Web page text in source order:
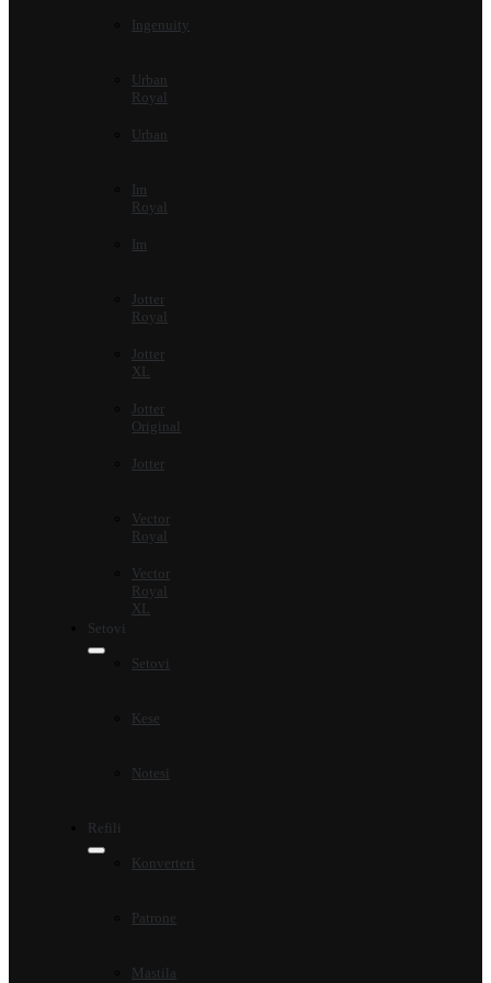
Ingenuity
Urban
Royal
Urban
Im
Royal
Im
Jotter
Royal
Jotter
XL
Jotter
Original
Jotter
Vector
Royal
Vector
Royal
XL
Setovi
Setovi
Kese
Notesi
Refili
Konverteri
Patrone
Mastila